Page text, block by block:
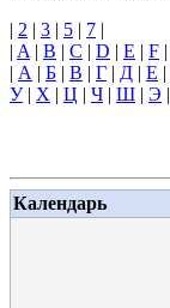
| 2 | 3 | 5 | 7 |
| A | B | C | D | E | F |
| А | Б | В | Г | Д | Е |
У| Х | Ц | Ч | Ш | Э |
Календарь